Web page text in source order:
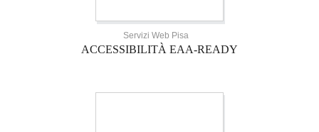
Servizi Web Pisa
ACCESSIBILITÀ EAA-READY